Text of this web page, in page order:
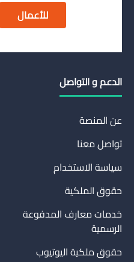
للأعمال
الدعم و التواصل
عن المنصة
تواصل معنا
سياسة الاستخدام
حقوق الملكية
خدمات معارف المدفوعة
الرسمية
حقوق ملكية اليوتيوب